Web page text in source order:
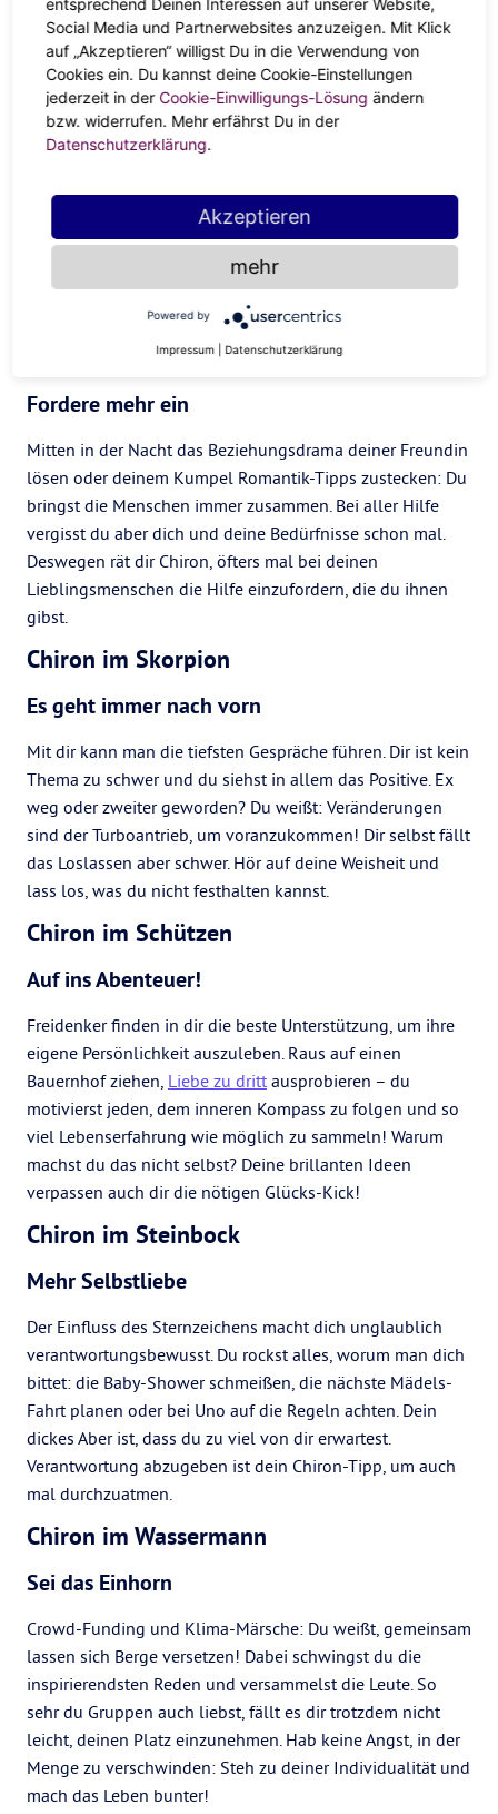
schließlich auch ans Ziel!
Chiron in Waage
Fordere mehr ein
Mitten in der Nacht das Beziehungsdrama deiner Freundin
lösen oder deinem Kumpel Romantik-Tipps zustecken: Du
bringst die Menschen immer zusammen. Bei aller Hilfe
vergisst du aber dich und deine Bedürfnisse schon mal.
Deswegen rät dir Chiron, öfters mal bei deinen
Lieblingsmenschen die Hilfe einzufordern, die du ihnen
gibst.
Chiron im Skorpion
Es geht immer nach vorn
Mit dir kann man die tiefsten Gespräche führen. Dir ist kein
Thema zu schwer und du siehst in allem das Positive. Ex
weg oder zweiter geworden? Du weißt: Veränderungen
sind der Turboantrieb, um voranzukommen! Dir selbst fällt
das Loslassen aber schwer. Hör auf deine Weisheit und
lass los, was du nicht festhalten kannst.
Chiron im Schützen
Auf ins Abenteuer!
Freidenker finden in dir die beste Unterstützung, um ihre
eigene Persönlichkeit auszuleben. Raus auf einen
Bauernhof ziehen, Liebe zu dritt ausprobieren – du
motivierst jeden, dem inneren Kompass zu folgen und so
viel Lebenserfahrung wie möglich zu sammeln! Warum
machst du das nicht selbst? Deine brillanten Ideen
verpassen auch dir die nötigen Glücks-Kick!
Chiron im Steinbock
Mehr Selbstliebe
Der Einfluss des Sternzeichens macht dich unglaublich
verantwortungsbewusst. Du rockst alles, worum man dich
bittet: die Baby-Shower schmeißen, die nächste Mädels-
Fahrt planen oder bei Uno auf die Regeln achten. Dein
dickes Aber ist, dass du zu viel von dir erwartest.
Verantwortung abzugeben ist dein Chiron-Tipp, um auch
mal durchzuatmen.
Chiron im Wassermann
Sei das Einhorn
Crowd-Funding und Klima-Märsche: Du weißt, gemeinsam
lassen sich Berge versetzen! Dabei schwingst du die
inspirierendsten Reden und versammelst die Leute. So
sehr du Gruppen auch liebst, fällt es dir trotzdem nicht
leicht, deinen Platz einzunehmen. Hab keine Angst, in der
Menge zu verschwinden: Steh zu deiner Individualität und
mach das Leben bunter!
Social Media und Partnerwebsites anzuzeigen. Mit Klick
auf „Akzeptieren“ willigst Du in die Verwendung von
Cookies ein. Du kannst deine Cookie-Einstellungen
jederzeit in der Cookie-Einwilligungs-Lösung ändern
bzw. widerrufen. Mehr erfährst Du in der
Datenschutzerklärung.
Akzeptieren
mehr
Powered by
Impressum Datenschutzerklärung